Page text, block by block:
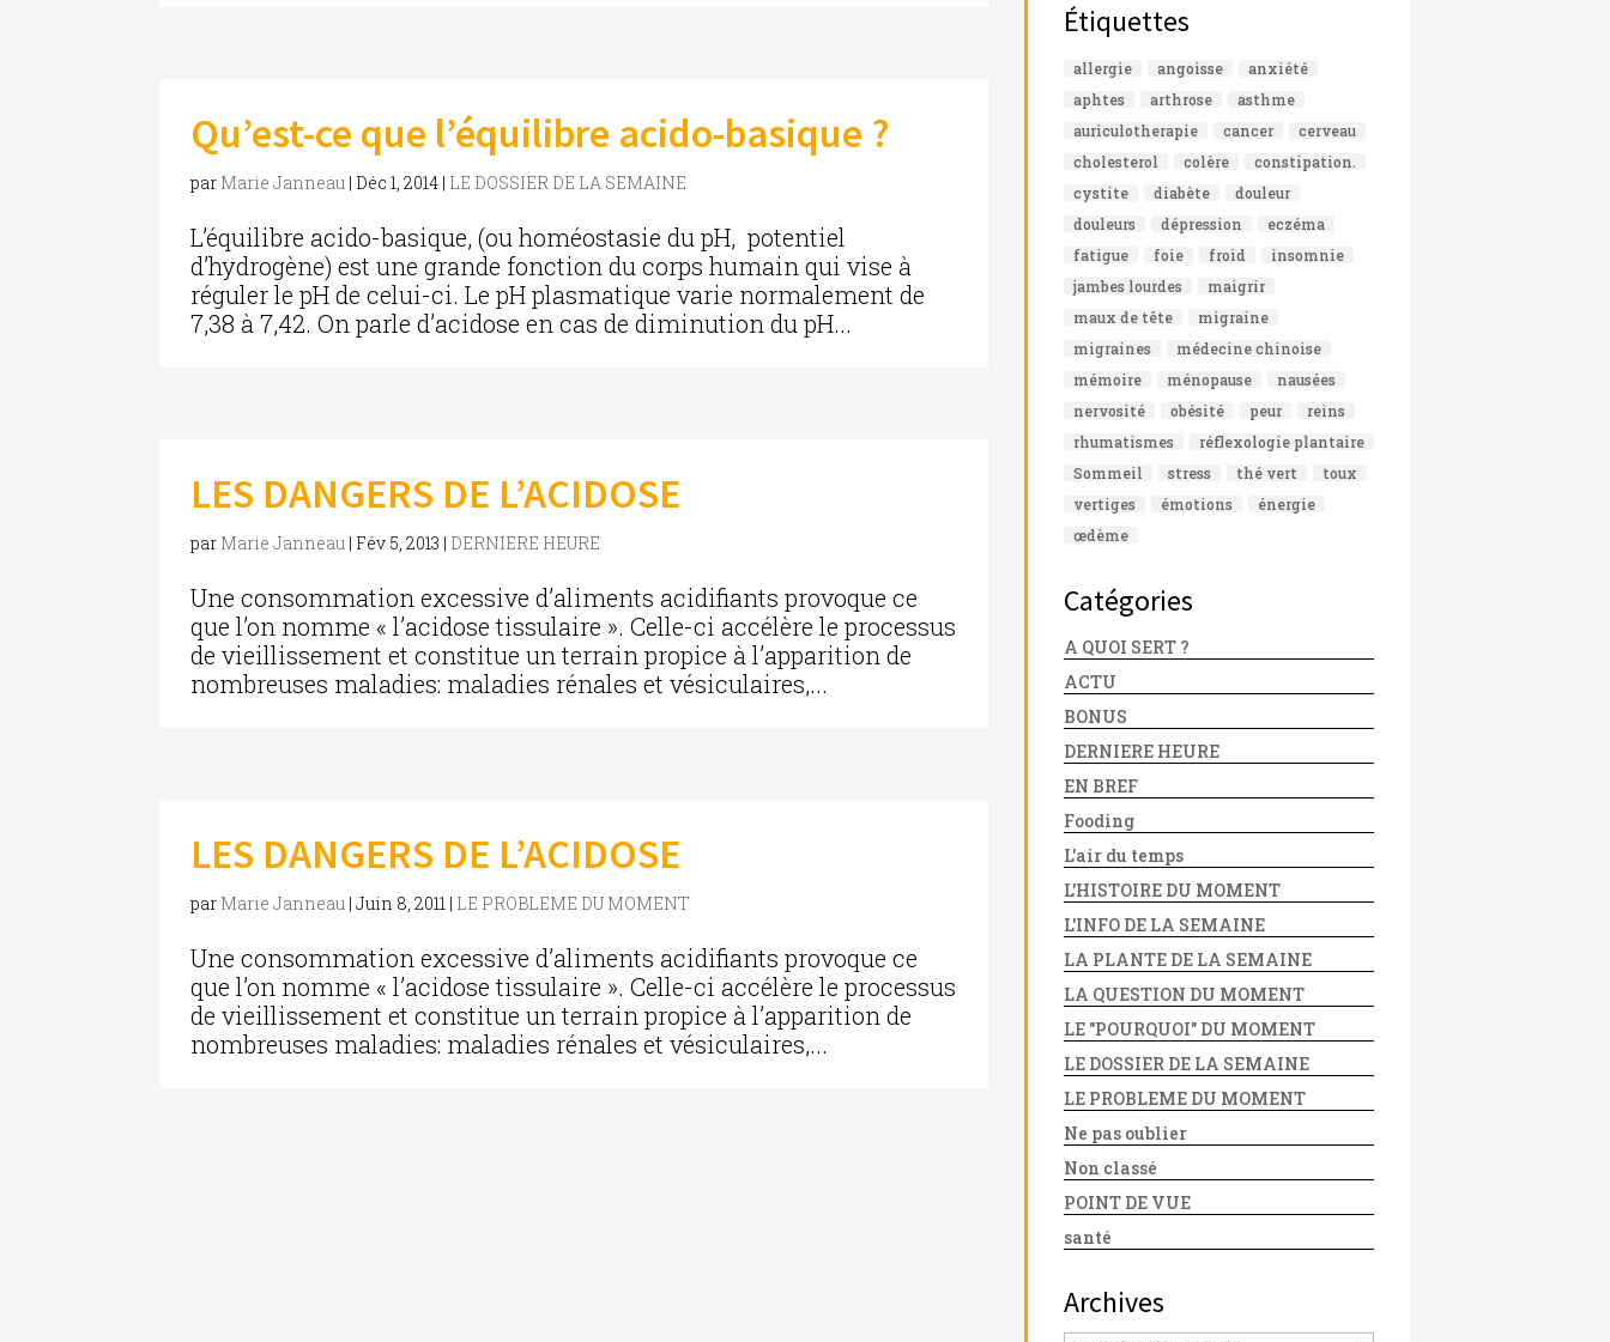
Qu’est-ce que l’équilibre acido-basique ?
par Marie Janneau | Déc 1, 2014 | LE DOSSIER DE LA SEMAINE
L’équilibre acido-basique, (ou homéostasie du pH, potentiel
d’hydrogène) est une grande fonction du corps humain qui vise à
réguler le pH de celui-ci. Le pH plasmatique varie normalement de
7,38 à 7,42. On parle d’acidose en cas de diminution du pH...
LES DANGERS DE L’ACIDOSE
par Marie Janneau | Fév 5, 2013 | DERNIERE HEURE
Une consommation excessive d’aliments acidifiants provoque ce
que l’on nomme « l’acidose tissulaire ». Celle-ci accélère le processus
de vieillissement et constitue un terrain propice à l’apparition de
nombreuses maladies: maladies rénales et vésiculaires,...
LES DANGERS DE L’ACIDOSE
par Marie Janneau |Juin 8, 2011 | LE PROBLEME DU MOMENT
Une consommation excessive d’aliments acidifiants provoque ce
que l’on nomme « l’acidose tissulaire ». Celle-ci accélère le processus
de vieillissement et constitue un terrain propice à l’apparition de
nombreuses maladies: maladies rénales et vésiculaires,...
Étiquettes
allergie angoisse
anxiété
aphtes
arthrose
asthme
auriculotherapie
cancer
cerveau
cholesterol
colère
constipation.
cystite
diabète
douleur
douleurs
dépression
eczéma
fatigue
foie froid
insomnie
jambes lourdes
maigrir
maux de tête
migraine
migraines
médecine chinoise
mémoire
ménopause
nausées
nervosité
obésité peur
reins
rhumatismes
réflexologie plantaire
Sommeil
stress thé vert
toux
vertiges
émotions
énergie
œdème
Catégories
A QUOI SERT ?
ACTU
BONUS
DERNIERE HEURE
EN BREF
Fooding
L'air du temps
L'HISTOIRE DU MOMENT
L'INFO DE LA SEMAINE
LA PLANTE DE LA SEMAINE
LA QUESTION DU MOMENT
LE "POURQUOI" DU MOMENT
LE DOSSIER DE LA SEMAINE
LE PROBLEME DU MOMENT
Ne pas oublier
Non classé
POINT DE VUE
santé
Archives